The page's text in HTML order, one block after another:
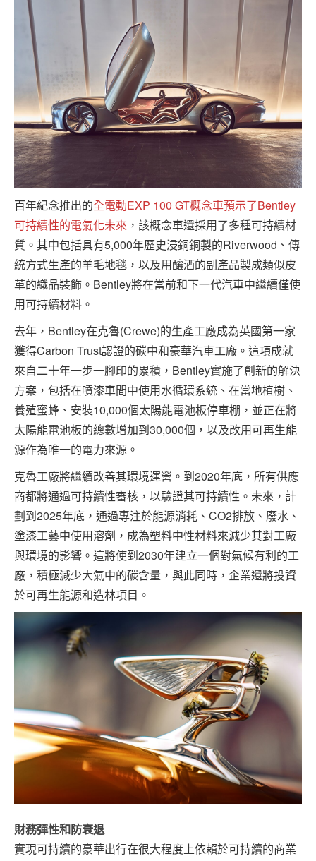
百年紀念推出的全電動EXP 100 GT概念車預示了Bentley
可持續性的電氣化未來 ，該概念車還採用了多種可持續材
質。其中包括具有5,000年歷史浸銅銅製的Riverwood、傳
統方式生產的羊毛地毯，以及用釀酒的副產品製成類似皮
革的織品裝飾。Bentley將在當前和下一代汽車中繼續僅使
用可持續材料。
去年，Bentley在克魯(Crewe)的生產工廠成為英國第一家
獲得Carbon Trust認證的碳中和豪華汽車工廠。這項成就
來自二十年一步一腳印的累積，Bentley實施了創新的解決
方案，包括在噴漆車間中使用水循環系統、在當地植樹、
養殖蜜蜂、安裝10,000個太陽能電池板停車棚，並正在將
太陽能電池板的總數增加到30,000個，以及改用可再生能
源作為唯一的電力來源。
克魯工廠將繼續改善其環境運營。到2020年底，所有供應
商都將通過可持續性審核，以驗證其可持續性。未來，計
劃到2025年底，通過專注於能源消耗、CO2排放、廢水、
塗漆工藝中使用溶劑，成為塑料中性材料來減少其對工廠
與環境的影響。這將使到2030年建立一個對氣候有利的工
廠，積極減少大氣中的碳含量，與此同時，企業還將投資
於可再生能源和造林項目。
財務彈性和防衰退
實現可持續的豪華出行在很大程度上依賴於可持續的商業